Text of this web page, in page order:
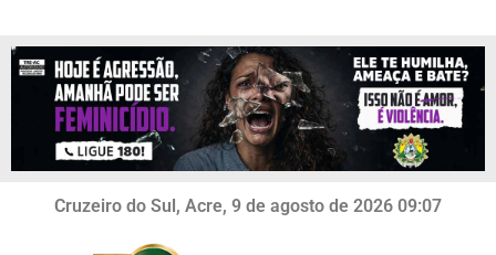
Cruzeiro do Sul, Acre, 9 de agosto de 2026 09:07